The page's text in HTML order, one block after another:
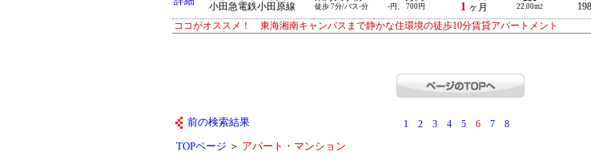
小田急電鉄小田原線
徒歩 7分/バス-分 -円、 700円 1 ヶ月 22.00m2
ココがオススメ！ 東海湘南キャンパスまで静かな住環境の徒歩10分賃貸アパートメント
前の検索結果 1 2 3 4 5 6 7 8
TOPページ ＞ アパート・マンション